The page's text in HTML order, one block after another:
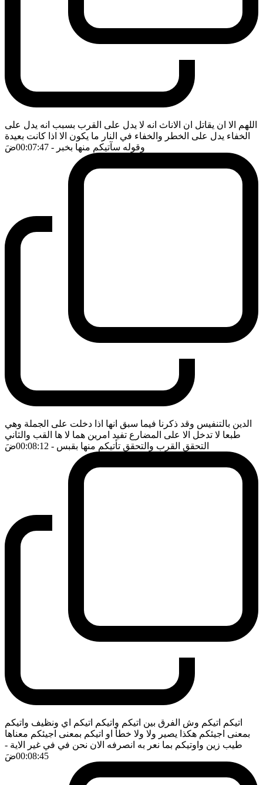
اللهم الا ان يقاتل ان الاناث انه لا يدل على القرب بسبب انه يدل على
الخفاء يدل على الخطر والخفاء في النار ما يكون الا اذا كانت بعيدة
وقوله سآتيكم منها بخبر - 00:07:47 ضَ
الدين بالتنفيس وقد ذكرنا فيما سبق انها اذا دخلت على الجملة وهي
طبعا لا تدخل الا على المضارع تفيد امرين هما لا ها القب والثاني
التحقق القرب والتحقق تأتيكم منها بقبس - 00:08:12 ضَ
اتيكم اتيكم وش الفرق بين اتيكم واتيكم اتيكم اي ونظيف واتيكم
بمعنى اجيئكم هكذا يصير ولا ولا خطأ او اتيكم بمعنى اجيئكم معناها
طيب زين واوتيكم بما نعر به انصرفه الان نحن في في غير الاية -
00:08:45ضَ